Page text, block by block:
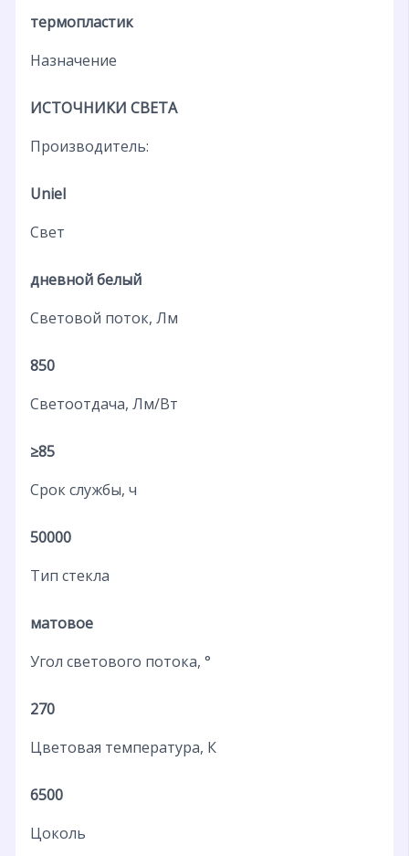
термопластик
Назначение
ИСТОЧНИКИ СВЕТА
Производитель:
Uniel
Свет
дневной белый
Световой поток, Лм
850
Светоотдача, Лм/Вт
≥85
Срок службы, ч
50000
Тип стекла
матовое
Угол светового потока, °
270
Цветовая температура, К
6500
Цоколь